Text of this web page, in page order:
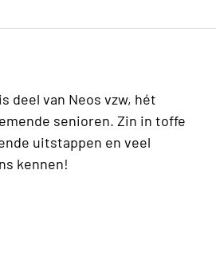
deel van Neos vzw, hét
senioren. Zin in toffe
uitstappen en veel
kennen!